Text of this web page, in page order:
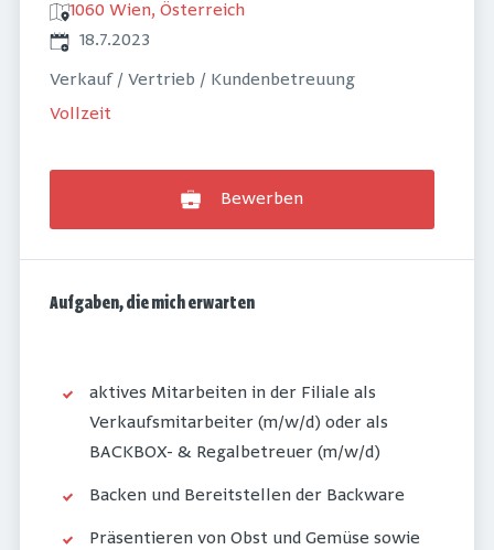
1060 Wien, Österreich
Veröffentlicht
18.7.2023
Verkauf / Vertrieb / Kundenbetreuung
Vollzeit
Bewerben
Aufgaben, die mich erwarten
aktives Mitarbeiten in der Filiale als
Verkaufsmitarbeiter (m/w/d) oder als
BACKBOX- & Regalbetreuer (m/w/d)
Backen und Bereitstellen der Backware
Präsentieren von Obst und Gemüse sowie